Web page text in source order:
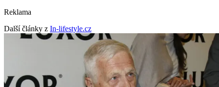
Reklama
Další články z In-lifestyle.cz